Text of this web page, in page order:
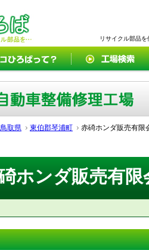
リサイクル部品
鳥取県 東伯郡琴浦町 赤碕ホンダ販売有限
ホンダ販売有限